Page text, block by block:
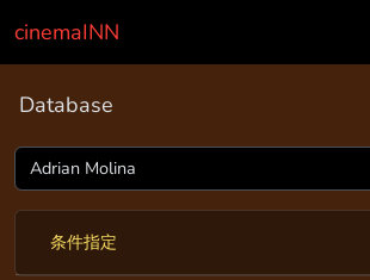
cinemaINN
Database
条件指定